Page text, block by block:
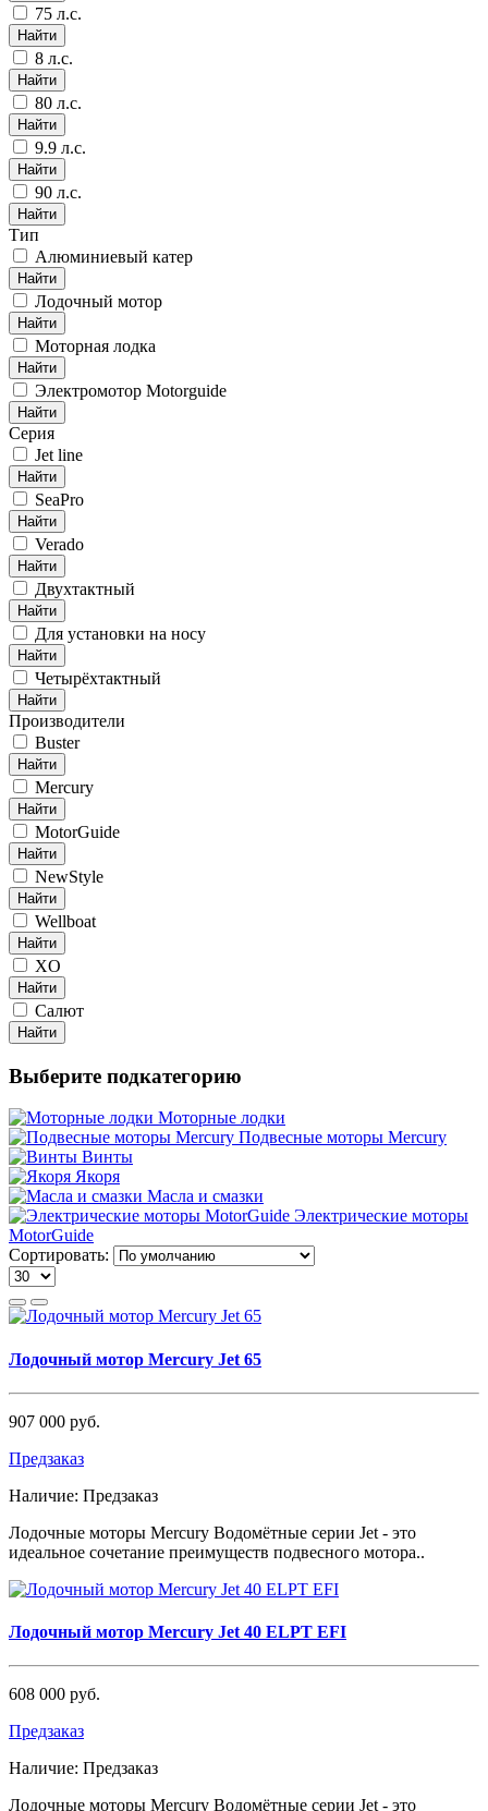
75 л.с.
Найти
8 л.с.
Найти
80 л.с.
Найти
9.9 л.с.
Найти
90 л.с.
Найти
Тип
Алюминиевый катер
Найти
Лодочный мотор
Найти
Моторная лодка
Найти
Электромотор Motorguide
Найти
Серия
Jet line
Найти
SeaPro
Найти
Verado
Найти
Двухтактный
Найти
Для установки на носу
Найти
Четырёхтактный
Найти
Производители
Buster
Найти
Mercury
Найти
MotorGuide
Найти
NewStyle
Найти
Wellboat
Найти
XO
Найти
Салют
Найти
Выберите подкатегорию
Моторные лодки
Подвесные моторы Mercury
Винты
Якоря
Масла и смазки
Электрические моторы
MotorGuide
Сортировать:
Лодочный мотор Mercury Jet 65
907 000 руб.
Предзаказ
Наличие: Предзаказ
Лодочные моторы Mercury Водомётные серии Jet - это
идеальное сочетание преимуществ подвесного мотора..
Лодочный мотор Mercury Jet 40 ELPT EFI
608 000 руб.
Предзаказ
Наличие: Предзаказ
Лодочные моторы Mercury Водомётные серии Jet - это